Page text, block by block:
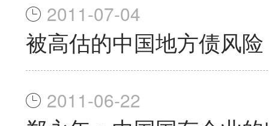
2011-07-04
被高估的中国地方债风险
2011-06-22